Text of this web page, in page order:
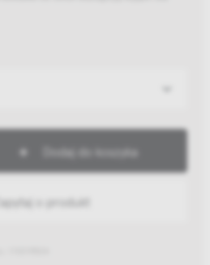
Dodaj do koszyka
Zapytaj o produkt